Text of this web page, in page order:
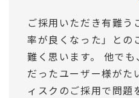
ご採用いただき有難う
率が良くなった」との
難く思います。 他で
だったユーザー様がた
ィスクのご採用で問題